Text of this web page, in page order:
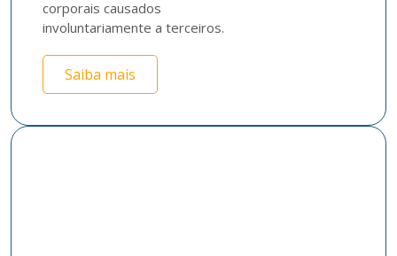
corporais causados
involuntariamente a terceiros.
Saiba mais